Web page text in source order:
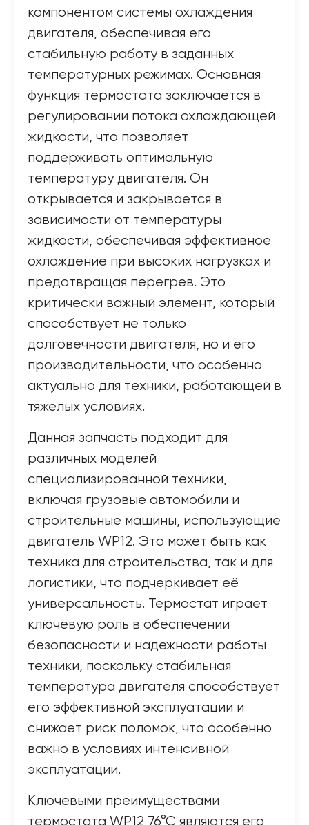
компонентом системы охлаждения
двигателя, обеспечивая его
стабильную работу в заданных
температурных режимах. Основная
функция термостата заключается в
регулировании потока охлаждающей
жидкости, что позволяет
поддерживать оптимальную
температуру двигателя. Он
открывается и закрывается в
зависимости от температуры
жидкости, обеспечивая эффективное
охлаждение при высоких нагрузках и
предотвращая перегрев. Это
критически важный элемент, который
способствует не только
долговечности двигателя, но и его
производительности, что особенно
актуально для техники, работающей в
тяжелых условиях.
Данная запчасть подходит для
различных моделей
специализированной техники,
включая грузовые автомобили и
строительные машины, использующие
двигатель WP12. Это может быть как
техника для строительства, так и для
логистики, что подчеркивает её
универсальность. Термостат играет
ключевую роль в обеспечении
безопасности и надежности работы
техники, поскольку стабильная
температура двигателя способствует
его эффективной эксплуатации и
снижает риск поломок, что особенно
важно в условиях интенсивной
эксплуатации.
Ключевыми преимуществами
термостата WP12 76°C являются его